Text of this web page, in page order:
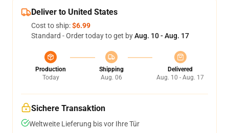
Deliver to United States
Cost to ship:$6.99
Standard - Order today to get byAug. 10 - Aug. 17
Production
Today
Shipping
Aug. 06
Delivered
Aug. 10 - Aug. 17
Sichere Transaktion
Weltweite Lieferung bis vor Ihre Tür